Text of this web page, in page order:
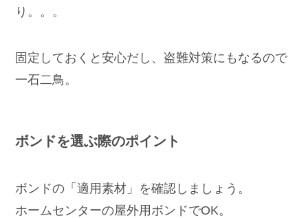
り。。。
固定しておくと安心だし、盗難対策にもなるので
一石二鳥。
ボンドを選ぶ際のポイント
ボンドの「適用素材」を確認しましょう。
ホームセンターの屋外用ボンドでOK。